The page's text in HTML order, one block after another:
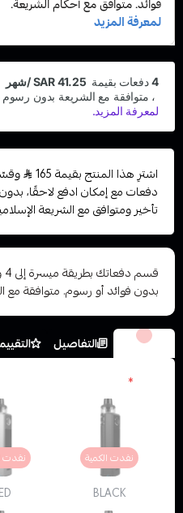
اشترِ هذا المنتج بقيمة 165
دفعات مع إمكان ادفع لاحقًا،
تأخير ومتوافق مع الشريعة
بدون فوائد أو رسوم. متوافقة مع
الخيارات التفاصيل
*
نفدت الكمية
BLACK
نفدت